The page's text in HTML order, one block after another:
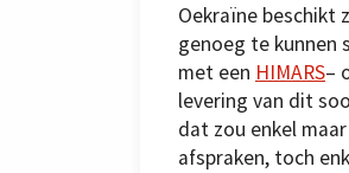
Oekraïne beschikt
genoeg te kunnen
met een HIMARS–
levering van dit
dat zou enkel
afspraken, toch